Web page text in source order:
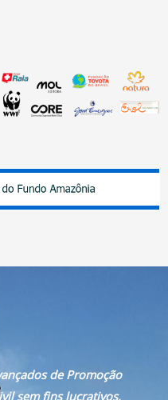
de Promoção
sem fins lucrativos,